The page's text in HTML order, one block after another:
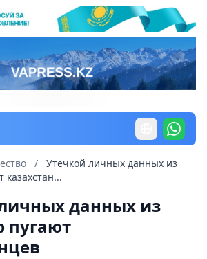
/
Утечкой личных данных из
казахстан...
данных из
пугают